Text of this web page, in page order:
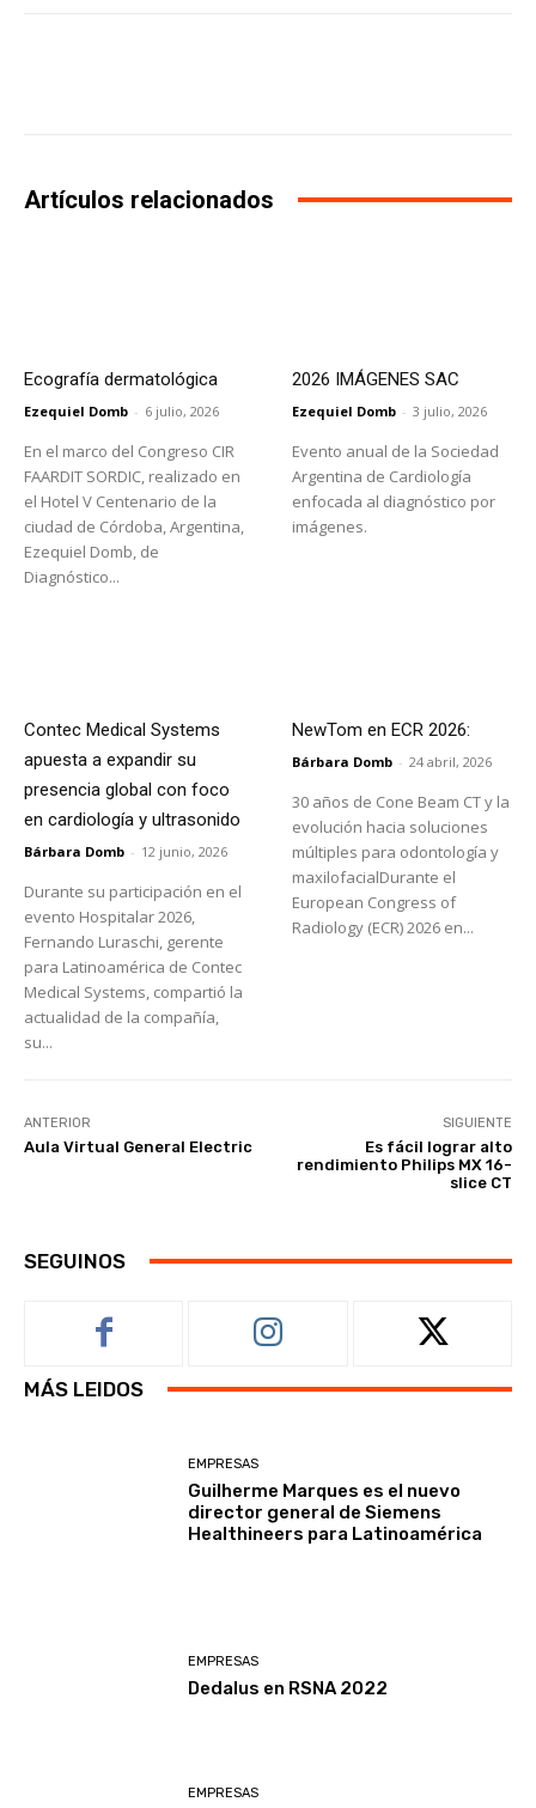
Artículos relacionados
Ecografía dermatológica
Ezequiel Domb - 6 julio, 2026
En el marco del Congreso CIR
FAARDIT SORDIC, realizado en
el Hotel V Centenario de la
ciudad de Córdoba, Argentina,
Ezequiel Domb, de
Diagnóstico...
2026 IMÁGENES SAC
Ezequiel Domb - 3 julio, 2026
Evento anual de la Sociedad
Argentina de Cardiología
enfocada al diagnóstico por
imágenes.
Contec Medical Systems
apuesta a expandir su
presencia global con foco
en cardiología y ultrasonido
Bárbara Domb - 12 junio, 2026
Durante su participación en el
evento Hospitalar 2026,
Fernando Luraschi, gerente
para Latinoamérica de Contec
Medical Systems, compartió la
actualidad de la compañía,
su...
NewTom en ECR 2026:
Bárbara Domb - 24 abril, 2026
30 años de Cone Beam CT y la
evolución hacia soluciones
múltiples para odontología y
maxilofacialDurante el
European Congress of
Radiology (ECR) 2026 en...
ANTERIOR
Aula Virtual General Electric
SIGUIENTE
Es fácil lograr alto
rendimiento Philips MX 16-
slice CT
SEGUINOS
MÁS LEIDOS
EMPRESAS
Guilherme Marques es el nuevo
director general de Siemens
Healthineers para Latinoamérica
EMPRESAS
Dedalus en RSNA 2022
EMPRESAS